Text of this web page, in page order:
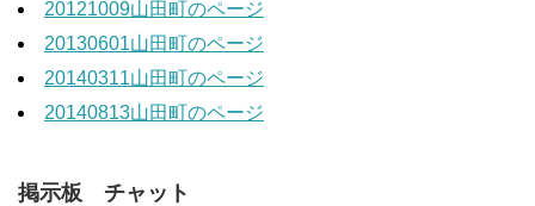
20121009山田町のページ
20130601山田町のページ
20140311山田町のページ
20140813山田町のページ
掲示板 チャット